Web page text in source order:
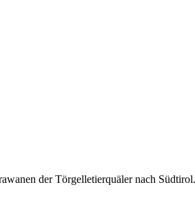
der Törgelletierquäler nach